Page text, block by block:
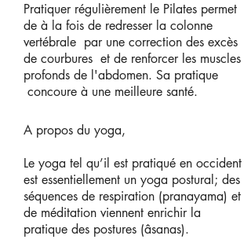
Pratiquer régulièrement le Pilates permet
de à la fois de redresser la colonne
vertébrale par une correction des excès
de courbures et de renforcer les muscles
profonds de l'abdomen. Sa pratique
concoure à une meilleure santé.
A propos du yoga,
Le yoga tel qu’il est pratiqué en occident
est essentiellement un yoga postural; des
séquences de respiration (pranayama) et
de méditation viennent enrichir la
pratique des postures (âsanas).